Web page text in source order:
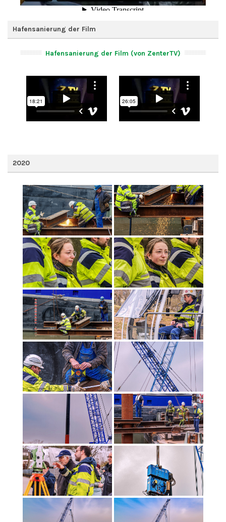
Hafensanierung der Film
Hafensanierung der Film (von ZenterTV)
2020